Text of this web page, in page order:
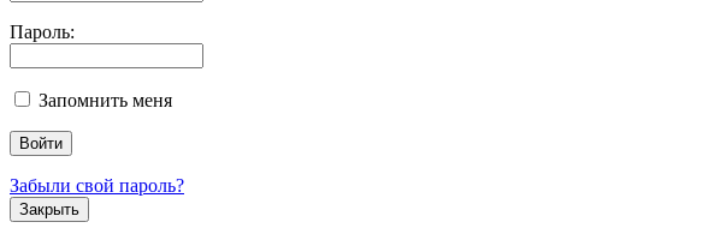
Пароль:
Запомнить меня
Забыли свой пароль?
Закрыть